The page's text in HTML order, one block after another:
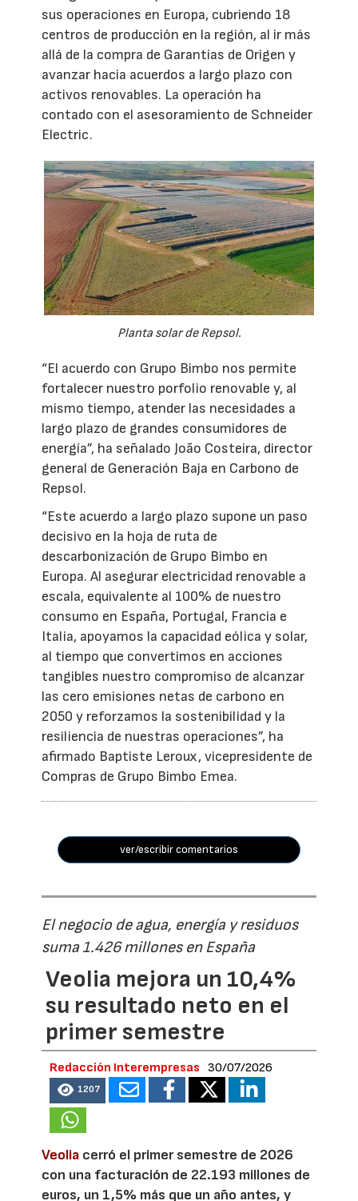
sus operaciones en Europa, cubriendo 18
centros de producción en la región, al ir más
allá de la compra de Garantías de Origen y
avanzar hacia acuerdos a largo plazo con
activos renovables. La operación ha
contado con el asesoramiento de Schneider
Electric.
Planta solar de Repsol.
“El acuerdo con Grupo Bimbo nos permite
fortalecer nuestro porfolio renovable y, al
mismo tiempo, atender las necesidades a
largo plazo de grandes consumidores de
energía”, ha señalado João Costeira, director
general de Generación Baja en Carbono de
Repsol.
“Este acuerdo a largo plazo supone un paso
decisivo en la hoja de ruta de
descarbonización de Grupo Bimbo en
Europa. Al asegurar electricidad renovable a
escala, equivalente al 100% de nuestro
consumo en España, Portugal, Francia e
Italia, apoyamos la capacidad eólica y solar,
al tiempo que convertimos en acciones
tangibles nuestro compromiso de alcanzar
las cero emisiones netas de carbono en
2050 y reforzamos la sostenibilidad y la
resiliencia de nuestras operaciones”, ha
afirmado Baptiste Leroux, vicepresidente de
Compras de Grupo Bimbo Emea.
ver/escribir comentarios
El negocio de agua, energía y residuos
suma 1.426 millones en España
Veolia mejora un 10,4%
su resultado neto en el
primer semestre
Redacción Interempresas 30/07/2026
1207
Veolia cerró el primer semestre de 2026
con una facturación de 22.193 millones de
euros, un 1,5% más que un año antes, y